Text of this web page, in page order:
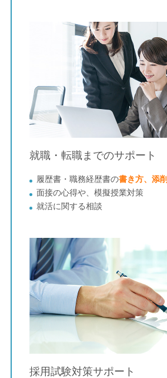
就職・転職までのサポート
履歴書・職務経歴書の書き⽅、添削
⾯接の⼼得や、模擬授業対策
就活に関する相談
採用試験対策サポート